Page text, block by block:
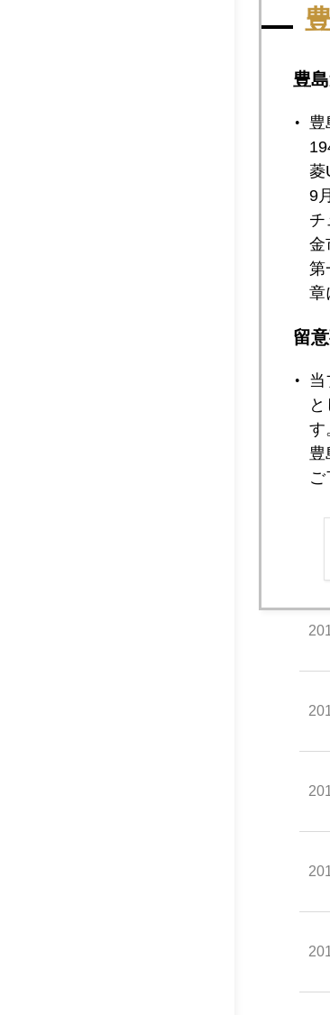
豊
豊
菱
9
チ
金
第
章
留
当
す
豊